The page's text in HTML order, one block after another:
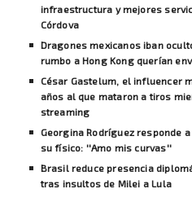
infraestructura y mejores
Córdova
Dragones mexicanos iban
rumbo a Hong Kong querían
César Gastelum, el influencer
años al que mataron a tiros
streaming
Georgina Rodríguez responde
su físico: ''Amo mis curvas''
Brasil reduce presencia
tras insultos de Milei a Lula